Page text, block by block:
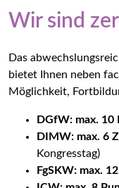
Datenschutz
Die MEDCARE – ein
Wir sind
Das
bietet Ihnen neben
Möglichkeit,
DGfW: max. 10
DIMW: max. 6
Kongresstag)
FgSKW: max.